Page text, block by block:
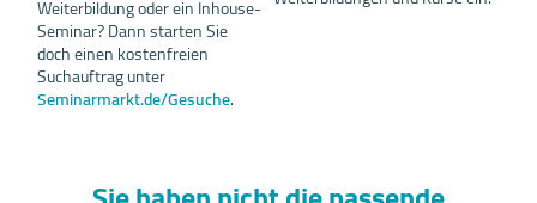
Weiterbildung oder ein Inhouse-
Seminar? Dann starten Sie
doch einen kostenfreien
Suchauftrag unter
Seminarmarkt.de/Gesuche.